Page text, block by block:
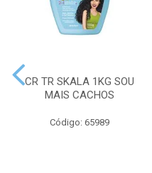
CR TR SKALA 1KG SOU
MAIS CACHOS
Código: 65989